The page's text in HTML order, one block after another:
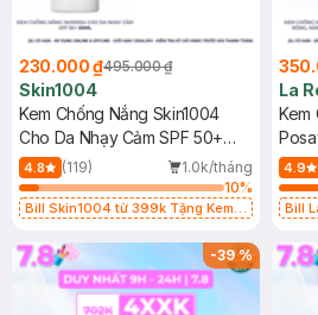
230.000 ₫495.000 ₫
Skin1004
Kem Chống Nắng Skin1004
Cho Da Nhạy Cảm SPF 50+
50ml
4.8 (119)
1.0k/tháng
10%
Bill Skin1004 từ 399k Tặng Kem
SPF 50+ 20ml (SL Có Hạn)
La
Kem
Kiềm
4.9
Bill
(SL
-39%